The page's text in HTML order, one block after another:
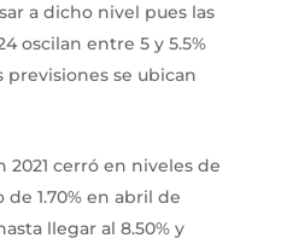
a dicho nivel pues las
oscilan entre 5 y 5.5%
previsiones se ubican
2021 cerró en niveles de
1.70% en abril de
llegar al 8.50% y